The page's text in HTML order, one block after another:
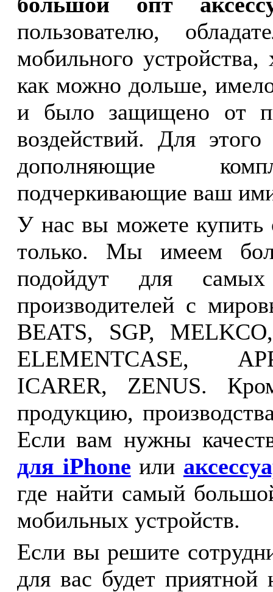
пользователю,
мобильного
как можно дольше,
и было защищено от
воздействий. Для
дополняющие
подчеркивающие ваш
У нас вы можете
только. Мы имеем
подойдут для
производителей с
BEATS, SGP,
ELEMENTCASE,
ICARER, ZENUS.
продукцию,
Если вам нужны
для iPhone или
где найти самый
мобильных устройств.
Если вы решите
для вас будет